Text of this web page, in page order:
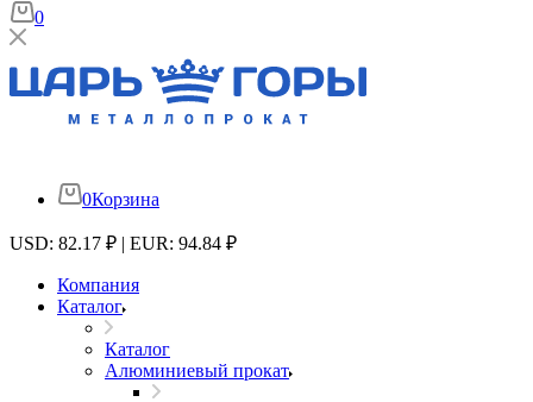
0
0Корзина
USD: 82.17 ₽ | EUR: 94.84 ₽
Компания
Каталог
Каталог
Алюминиевый прокат